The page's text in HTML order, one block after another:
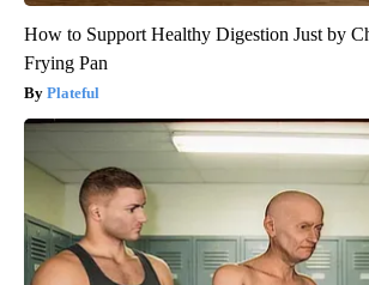
How to Support Healthy Digestion Just by
Frying Pan
Plateful